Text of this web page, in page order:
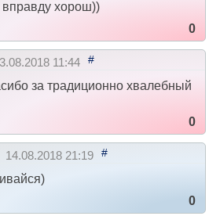
вправду хорош))
0
11:44 #
за традиционно хвалебный
0
14.08.2018 21:19 #
0